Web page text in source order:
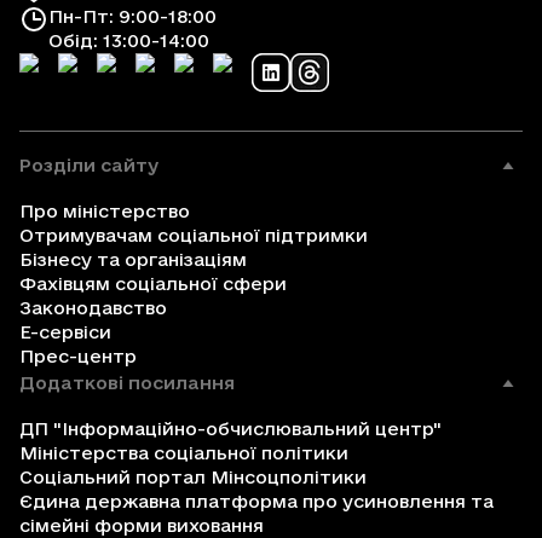
Пн-Пт: 9:00-18:00
Обід: 13:00-14:00
Розділи сайту
Про міністерство
Отримувачам соціальної підтримки
Бізнесу та організаціям
Фахівцям соціальної сфери
Законодавство
Е-сервіси
Прес-центр
Додаткові посилання
ДП "Інформаційно-обчислювальний центр"
Міністерства соціальної політики
Соціальний портал Мінсоцполітики
Єдина державна платформа про усиновлення та
сімейні форми виховання